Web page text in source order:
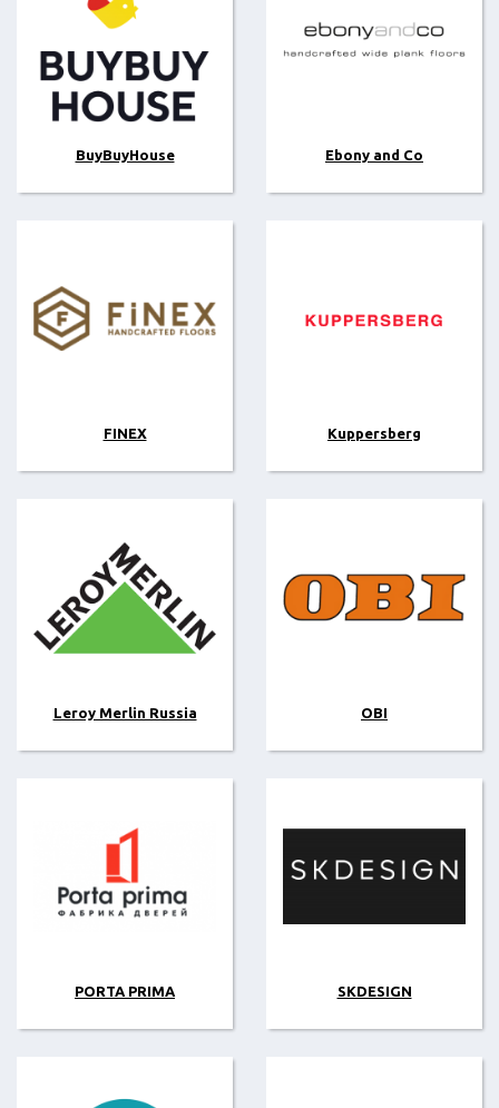
BuyBuyHouse Ebony and Co
FINEX Kuppersberg
Leroy Merlin Russia OBI
PORTA PRIMA SKDESIGN